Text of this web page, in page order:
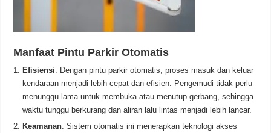
Manfaat Pintu Parkir Otomatis
Efisiensi: Dengan pintu parkir otomatis, proses masuk dan keluar
kendaraan menjadi lebih cepat dan efisien. Pengemudi tidak perlu
menunggu lama untuk membuka atau menutup gerbang, sehingga
waktu tunggu berkurang dan aliran lalu lintas menjadi lebih lancar.
Keamanan: Sistem otomatis ini menerapkan teknologi akses